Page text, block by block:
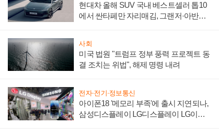
현대차 올해 SUV 국내 베스트셀러 톱10
에서 싼타페만 자리매김, 그랜저·아반떼
사회
미국 법원 "트럼프 정부 풍력 프로젝트 동
결 조치는 위법", 해제 명령 내려
전자·전기·정보통신
아이폰18 '메모리 부족'에 출시 지연되나,
삼성디스플레이 LG디스플레이 LG이노